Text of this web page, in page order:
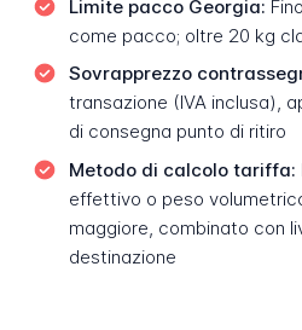
Limite pacco Georgia:
come pacco; oltre 20 kg
Sovrapprezzo
transazione (IVA inclusa),
di consegna punto di ritiro
Metodo di calcolo tariffa:
effettivo o peso
maggiore, combinato con
destinazione